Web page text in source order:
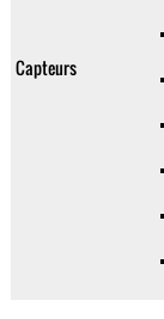
Capteurs